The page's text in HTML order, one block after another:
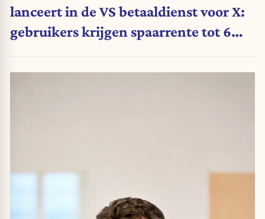
lanceert in de VS betaaldienst voor X:
gebruikers krijgen spaarrente tot 6